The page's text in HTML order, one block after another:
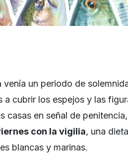
venía un periodo de
cubrir los espejos y las
casas en señal de
con la vigilia, una
blancas y marinas.